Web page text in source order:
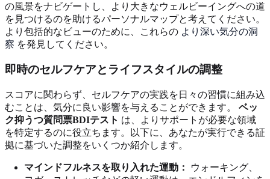
の風景をナビゲートし、より大きなウェルビーイングへの道
を見つけるのを助けるパーソナルマップと考えてください。
より包括的なビューのために、これらの より深い気分の洞
察 を発見してください。
即時のセルフケアとライフスタイルの調整
スコアに関わらず、セルフケアの実践を日々の習慣に組み込
むことは、気分に良い影響を与えることができます。 ベッ
ク抑うつ質問票BDIテスト は、よりサポートが必要な領域
を特定するのに役立ちます。以下に、あなたが実行できる証
拠に基づいた調整をいくつか紹介します。
マインドフルネスを取り入れた運動：
ウォーキング、